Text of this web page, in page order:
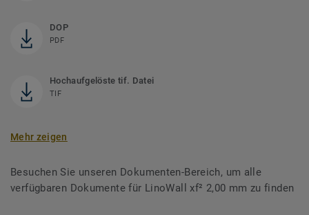
DOP
PDF
Hochaufgelöste tif. Datei
TIF
Mehr zeigen
Besuchen Sie unseren Dokumenten-Bereich, um alle
verfügbaren Dokumente für LinoWall xf² 2,00 mm zu finden